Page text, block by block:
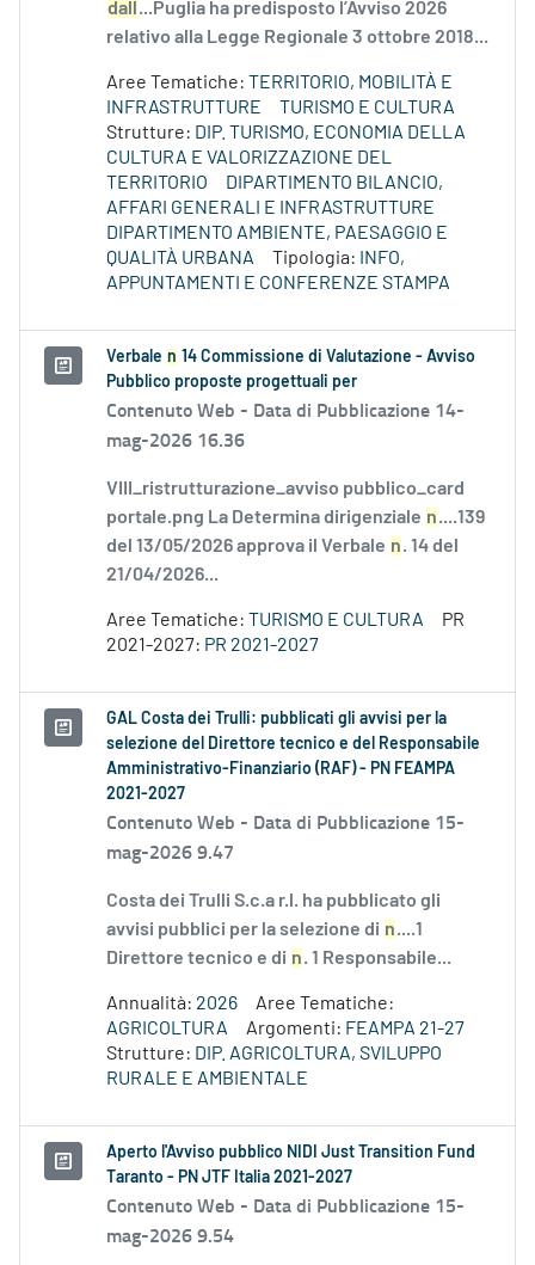
dall
...Puglia ha predisposto l’Avviso 2026
relativo alla Legge Regionale 3 ottobre 2018...
Aree Tematiche: TERRITORIO, MOBILITÀ E
INFRASTRUTTURE
TURISMO E CULTURA
Strutture: DIP. TURISMO, ECONOMIA DELLA
CULTURA E VALORIZZAZIONE DEL
TERRITORIO
DIPARTIMENTO BILANCIO,
AFFARI GENERALI E INFRASTRUTTURE
DIPARTIMENTO AMBIENTE, PAESAGGIO E
QUALITÀ URBANA
Tipologia:
INFO,
APPUNTAMENTI E CONFERENZE STAMPA
Verbale n 14 Commissione di Valutazione - Avviso
Pubblico proposte progettuali per
Contenuto Web - Data di Pubblicazione 14-
mag-2026 16.36
VIII_ristrutturazione_avviso pubblico_card
portale.png La Determina dirigenziale n....139
del 13/05/2026 approva il Verbale n. 14 del
21/04/2026...
Aree Tematiche: TURISMO E CULTURA
PR
2021-2027: PR 2021-2027
GAL Costa dei Trulli: pubblicati gli avvisi per la
selezione del Direttore tecnico e del Responsabile
Amministrativo-Finanziario (RAF) - PN FEAMPA
2021-2027
Contenuto Web - Data di Pubblicazione 15-
mag-2026 9.47
Costa dei Trulli S.c.a r.l. ha pubblicato gli
avvisi pubblici per la selezione di n....1
Direttore tecnico e di n. 1 Responsabile...
Annualità: 2026
Aree Tematiche:
AGRICOLTURA
Argomenti: FEAMPA 21-27
Strutture: DIP. AGRICOLTURA, SVILUPPO
RURALE E AMBIENTALE
Aperto l'Avviso pubblico NIDI Just Transition Fund
Taranto - PN JTF Italia 2021-2027
Contenuto Web - Data di Pubblicazione 15-
mag-2026 9.54